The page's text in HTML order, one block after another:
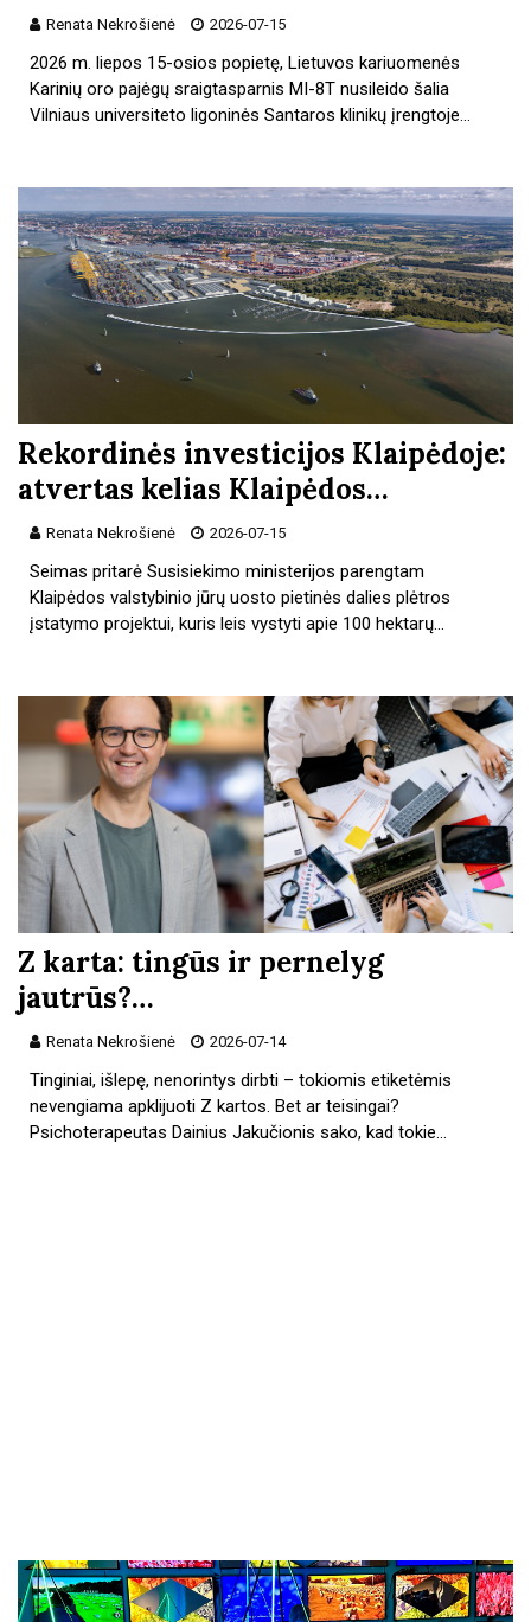
Renata Nekrošienė 2026-07-15
2026 m. liepos 15-osios popietę, Lietuvos kariuomenės
Karinių oro pajėgų sraigtasparnis MI-8T nusileido šalia
Vilniaus universiteto ligoninės Santaros klinikų įrengtoje…
Rekordinės investicijos Klaipėdoje:
atvertas kelias Klaipėdos…
Renata Nekrošienė 2026-07-15
Seimas pritarė Susisiekimo ministerijos parengtam
Klaipėdos valstybinio jūrų uosto pietinės dalies plėtros
įstatymo projektui, kuris leis vystyti apie 100 hektarų…
Z karta: tingūs ir pernelyg
jautrūs?…
Renata Nekrošienė 2026-07-14
Tinginiai, išlepę, nenorintys dirbti – tokiomis etiketėmis
nevengiama apklijuoti Z kartos. Bet ar teisingai?
Psichoterapeutas Dainius Jakučionis sako, kad tokie…